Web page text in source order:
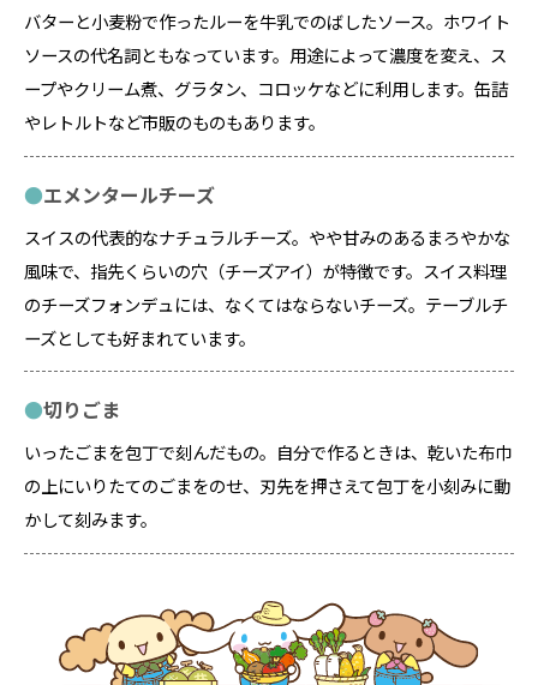
バターと小麦粉で作ったルーを牛乳でのばしたソース。ホワイト
ソースの代名詞ともなっています。用途によって濃度を変え、ス
ープやクリーム煮、グラタン、コロッケなどに利用します。缶詰
やレトルトなど市販のものもあります。
エメンタールチーズ
スイスの代表的なナチュラルチーズ。やや甘みのあるまろやかな
風味で、指先くらいの穴（チーズアイ）が特徴です。スイス料理
のチーズフォンデュには、なくてはならないチーズ。テーブルチ
ーズとしても好まれています。
切りごま
いったごまを包丁で刻んだもの。自分で作るときは、乾いた布巾
の上にいりたてのごまをのせ、刃先を押さえて包丁を小刻みに動
かして刻みます。